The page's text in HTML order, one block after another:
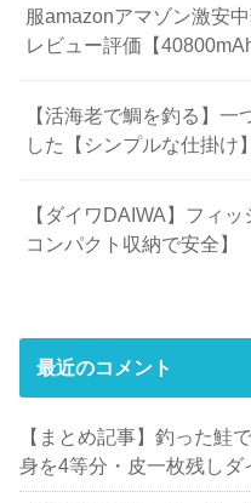
服amazonアマゾン激安
レビュー評価【
【活海老で鯛を釣る】
した【シンプルな仕掛け】
【ダイワDAIWA】フィ
コンパクト収納で安全】
最近のコメント
【まとめ記事】釣った鮭
身を4等分・皮一枚残しダ